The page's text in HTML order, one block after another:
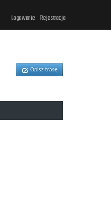
Logowanie Rejestracja
Opisz trasę